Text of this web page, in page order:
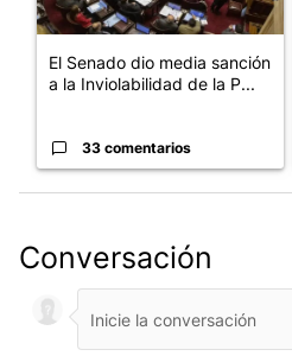
El Senado dio media sanción
a la Inviolabilidad de la P...
33 comentarios
Conversación